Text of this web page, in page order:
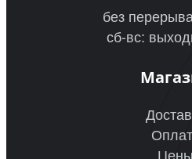
без
сб-вс:
Цены